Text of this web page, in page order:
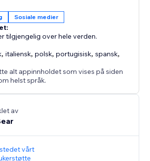
Sosiale medier
tilgjengelig over hele verden.
,italiensk,polsk,portugisisk,spansk,
alt appinnholdet som vises på siden
helst språk.
av
vårt